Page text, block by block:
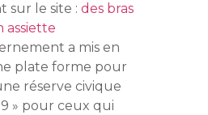
sur le site : des bras
assiette
a mis en
plate forme pour
réserve civique
» pour ceux qui